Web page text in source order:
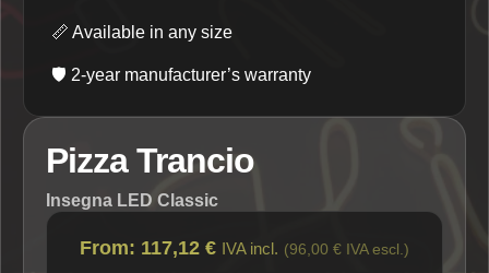
📏 Available in any size
🛡️ 2-year manufacturer’s warranty
Pizza Trancio
Insegna LED Classic
From: 117,12 € IVA incl. (96,00 € IVA escl.)